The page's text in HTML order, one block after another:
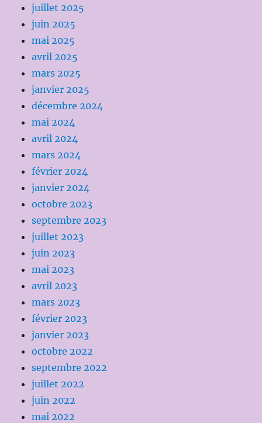
juillet 2025
juin 2025
mai 2025
avril 2025
mars 2025
janvier 2025
décembre 2024
mai 2024
avril 2024
mars 2024
février 2024
janvier 2024
octobre 2023
septembre 2023
juillet 2023
juin 2023
mai 2023
avril 2023
mars 2023
février 2023
janvier 2023
octobre 2022
septembre 2022
juillet 2022
juin 2022
mai 2022